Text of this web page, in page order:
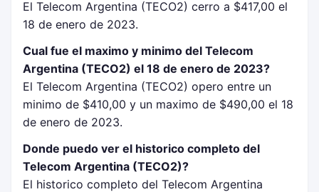
El Telecom Argentina (TECO2) cerro a $417,00 el
18 de enero de 2023.
Cual fue el maximo y minimo del Telecom
Argentina (TECO2) el 18 de enero de 2023?
El Telecom Argentina (TECO2) opero entre un
minimo de $410,00 y un maximo de $490,00 el 18
de enero de 2023.
Donde puedo ver el historico completo del
Telecom Argentina (TECO2)?
El historico completo del Telecom Argentina